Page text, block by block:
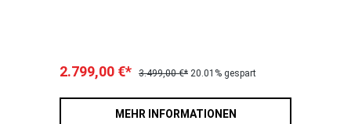
2.799,00 €* 3.499,00 €* 20.01% gespart
MEHR INFORMATIONEN